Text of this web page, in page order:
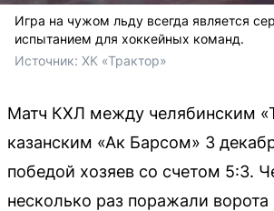
Игра на чужом льду всегда является
испытанием для хоккейных команд.
Источник: ХК «Трактор»
Матч КХЛ между челябинским
казанским «Ак Барсом» 3
победой хозяев со счетом 5:3.
несколько раз поражали